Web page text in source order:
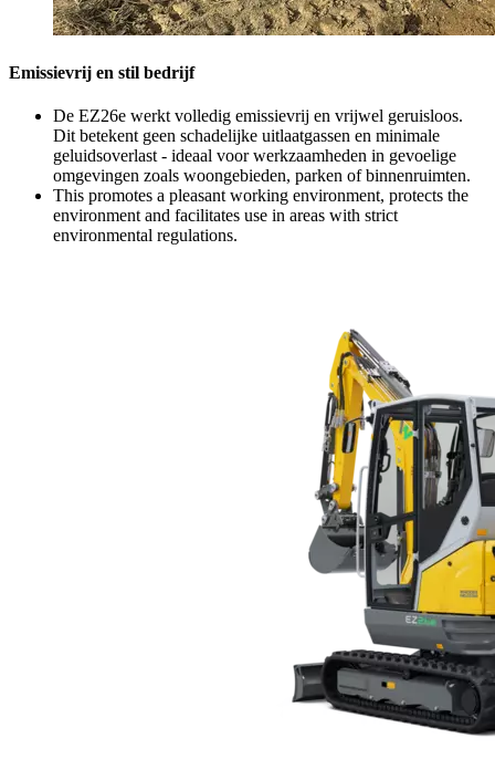
Emissievrij en stil bedrijf
De EZ26e werkt volledig emissievrij en vrijwel geruisloos.
Dit betekent geen schadelijke uitlaatgassen en minimale
geluidsoverlast - ideaal voor werkzaamheden in gevoelige
omgevingen zoals woongebieden, parken of binnenruimten.
This promotes a pleasant working environment, protects the
environment and facilitates use in areas with strict
environmental regulations.